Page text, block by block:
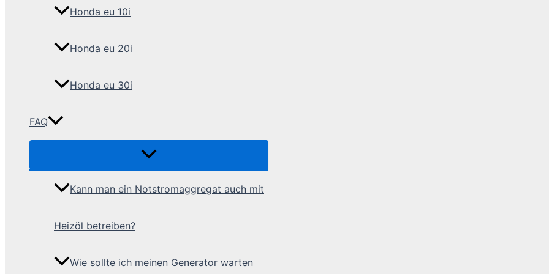
Honda eu 10i
Honda eu 20i
Honda eu 30i
FAQ
Kann man ein Notstromaggregat auch mit
Heizöl betreiben?
Wie sollte ich meinen Generator warten